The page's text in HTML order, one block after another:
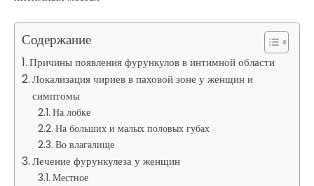
Содержание
Причины появления фурункулов в интимной области
Локализация чириев в паховой зоне у женщин и
симптомы
На лобке
На больших и малых половых губах
Во влагалище
Лечение фурункулеза у женщин
Местное